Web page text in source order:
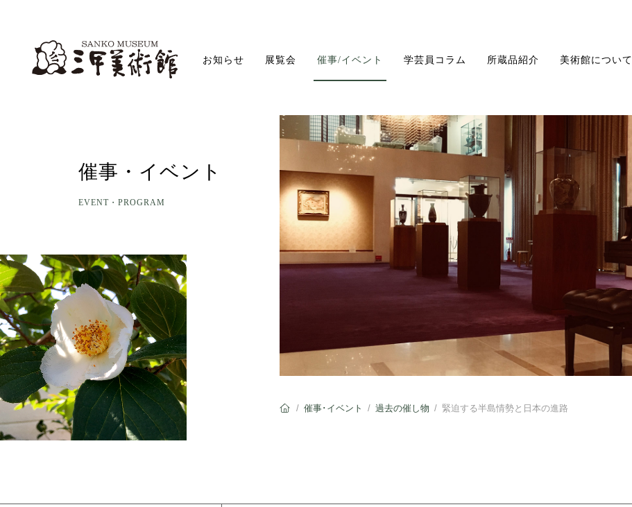
お知らせ 展覧会 催事/イベント 学芸員コラム 所蔵品紹介 美術館について
催事・イベント
EVENT・PROGRAM
/催事･イベント /過去の催し物 / 緊迫する半島情勢と日本の進路